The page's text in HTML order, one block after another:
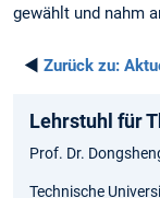
gewählt und nahm
◄ Zurück zu:
Lehrstuhl für
Prof. Dr.
Technische